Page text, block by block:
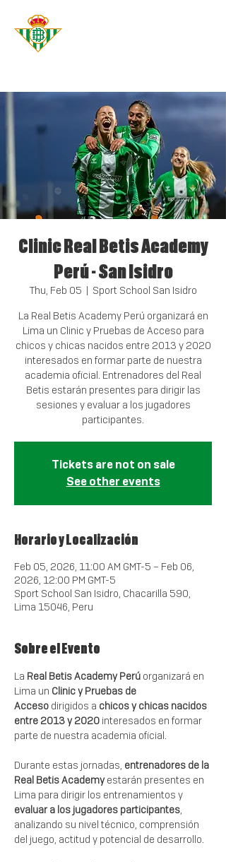
Clinic Real Betis Academy
Perú - San Isidro
Thu, Feb 05
  |
Sport School San Isidro
La Real Betis Academy Perú organizará en
Lima un Clinic y Pruebas de Acceso para
chicos y chicas nacidos entre 2013 y 2020
interesados en formar parte de nuestra
academia oficial. Entrenadores del Real
Betis estarán presentes para dirigir las
sesiones y evaluar a los jugadores
participantes.
Tickets are not on sale
See other events
Horario y Localización
Feb 05, 2026, 11:00 AM GMT-5 – Feb 06,
2026, 12:00 PM GMT-5
Sport School San Isidro, Chacarilla 590,
Lima 15046, Peru
Sobre el Evento
La Real Betis Academy Perú organizará en
Lima un Clinic y Pruebas de
Acceso dirigidos a chicos y chicas nacidos
entre 2013 y 2020 interesados en formar
parte de nuestra academia oficial.
Durante estas jornadas, entrenadores de la
Real Betis Academy estarán presentes en
Lima para dirigir los entrenamientos y
evaluar a los jugadores participantes,
analizando su nivel técnico, comprensión
del juego, actitud y potencial de desarrollo.